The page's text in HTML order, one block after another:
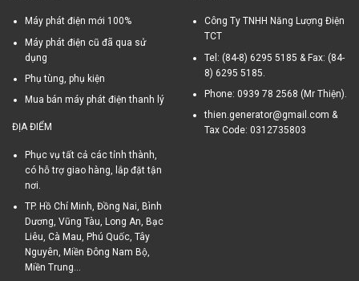
Máy phát điện mới 100%
Máy phát điện cũ đã qua sử
dụng
Phụ tùng, phụ kiện
Mua bán máy phát điện thanh lý
ĐỊA ĐIỂM
Phục vụ tất cả các tỉnh thành,
có hỗ trợ giao hàng, lắp đặt tận
nơi.
TP. Hồ Chí Minh, Đồng Nai, Bình
Dương, Vũng Tàu, Long An, Bạc
Liêu, Cà Mau, Phú Quốc, Tây
Nguyên, Miền Đông Nam Bộ,
Miền Trung...
Công Ty TNHH Năng Lượng Điện
TCT
Tel: (84-8) 6295 5185 & Fax: (84-
8) 6295 5185.
Phone: 0939 78 2568 (Mr Thiện).
thien.generator@gmail.com &
Tax Code: 0312735803